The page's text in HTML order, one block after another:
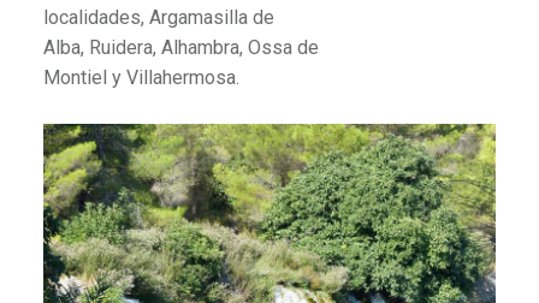
localidades, Argamasilla de
Alba, Ruidera, Alhambra, Ossa de
Montiel y Villahermosa.